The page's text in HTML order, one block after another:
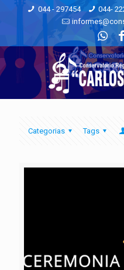
044 - 297454
044-
Categorias Tags